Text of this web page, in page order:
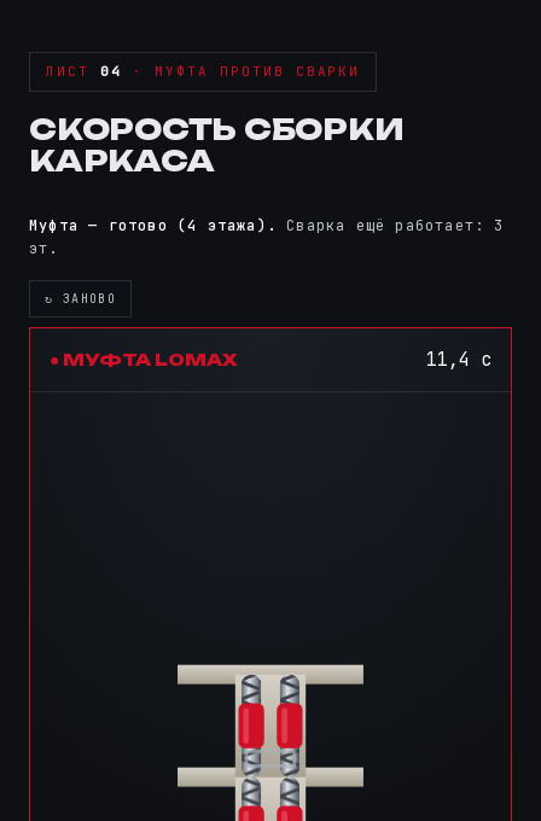
ЛИСТ 04 · МУФТА ПРОТИВ СВАРКИ
СКОРОСТЬ СБОРКИ
КАРКАСА
Муфта — готово (4 этажа).
Сварка ещё работает: 3
эт.
↻ ЗАНОВО
● МУФТА LOMAX 11,4 с